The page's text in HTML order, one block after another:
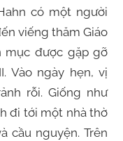
có một người
viếng thăm Giáo
mục được gặp gỡ
Vào ngày hẹn, vị
rỗi. Giống như
đi tới một nhà thờ
cầu nguyện. Trên